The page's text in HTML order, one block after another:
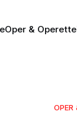
Oper & Operette
OPER